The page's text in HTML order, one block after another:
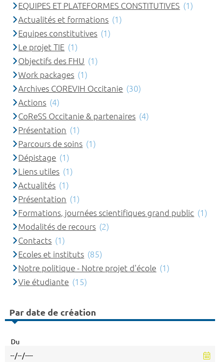
EQUIPES ET PLATEFORMES CONSTITUTIVES (1)
Actualités et formations (1)
Equipes constitutives (1)
Le projet TIE (1)
Objectifs des FHU (1)
Work packages (1)
Archives COREVIH Occitanie (30)
Actions (4)
CoReSS Occitanie & partenaires (4)
Présentation (1)
Parcours de soins (1)
Dépistage (1)
Liens utiles (1)
Actualités (1)
Présentation (1)
Formations, journées scientifiques grand public (1)
Modalités de recours (2)
Contacts (1)
Ecoles et instituts (85)
Notre politique - Notre projet d'école (1)
Vie étudiante (15)
Par date de création
Du